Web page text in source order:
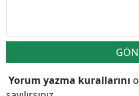
Yorum yazma kurallarını